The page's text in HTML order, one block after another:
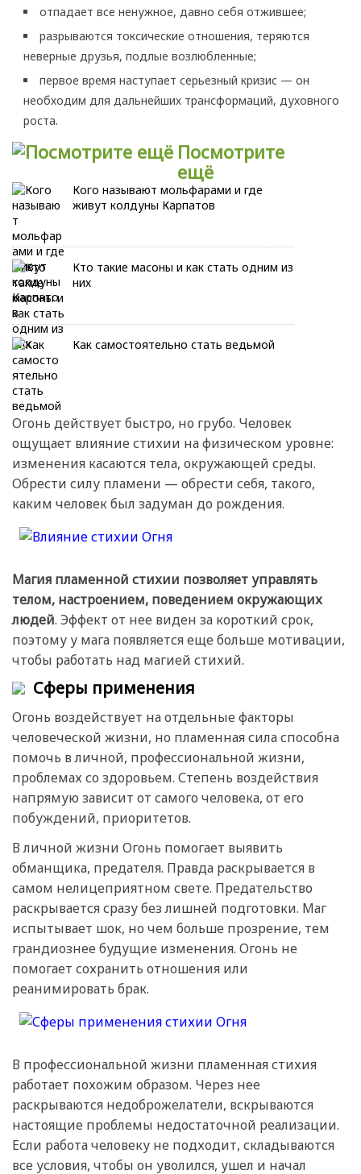
отпадает все ненужное, давно себя отжившее;
разрываются токсические отношения, теряются
неверные друзья, подлые возлюбленные;
первое время наступает серьезный кризис — он
необходим для дальнейших трансформаций, духовного
роста.
Посмотрите
ещё
Кого называют мольфарами и где
живут колдуны Карпатов
Кто такие масоны и как стать одним из
них
Как самостоятельно стать ведьмой
Огонь действует быстро, но грубо. Человек
ощущает влияние стихии на физическом уровне:
изменения касаются тела, окружающей среды.
Обрести силу пламени — обрести себя, такого,
каким человек был задуман до рождения.
Магия пламенной стихии позволяет управлять
телом, настроением, поведением окружающих
людей. Эффект от нее виден за короткий срок,
поэтому у мага появляется еще больше мотивации,
чтобы работать над магией стихий.
Сферы применения
Огонь воздействует на отдельные факторы
человеческой жизни, но пламенная сила способна
помочь в личной, профессиональной жизни,
проблемах со здоровьем. Степень воздействия
напрямую зависит от самого человека, от его
побуждений, приоритетов.
В личной жизни Огонь помогает выявить
обманщика, предателя. Правда раскрывается в
самом нелицеприятном свете. Предательство
раскрывается сразу без лишней подготовки. Маг
испытывает шок, но чем больше прозрение, тем
грандиознее будущие изменения. Огонь не
помогает сохранить отношения или
реанимировать брак.
В профессиональной жизни пламенная стихия
работает похожим образом. Через нее
раскрываются недоброжелатели, вскрываются
настоящие проблемы недостаточной реализации.
Если работа человеку не подходит, складываются
все условия, чтобы он уволился, ушел и начал